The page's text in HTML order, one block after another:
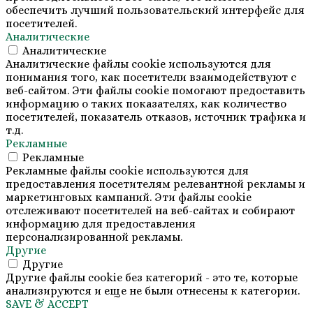
обеспечить лучший пользовательский интерфейс для
посетителей.
Аналитические
Аналитические
Аналитические файлы cookie используются для
понимания того, как посетители взаимодействуют с
веб-сайтом. Эти файлы cookie помогают предоставить
информацию о таких показателях, как количество
посетителей, показатель отказов, источник трафика и
т.д.
Рекламные
Рекламные
Рекламные файлы cookie используются для
предоставления посетителям релевантной рекламы и
маркетинговых кампаний. Эти файлы cookie
отслеживают посетителей на веб-сайтах и собирают
информацию для предоставления
персонализированной рекламы.
Другие
Другие
Другие файлы cookie без категорий - это те, которые
анализируются и еще не были отнесены к категории.
SAVE & ACCEPT